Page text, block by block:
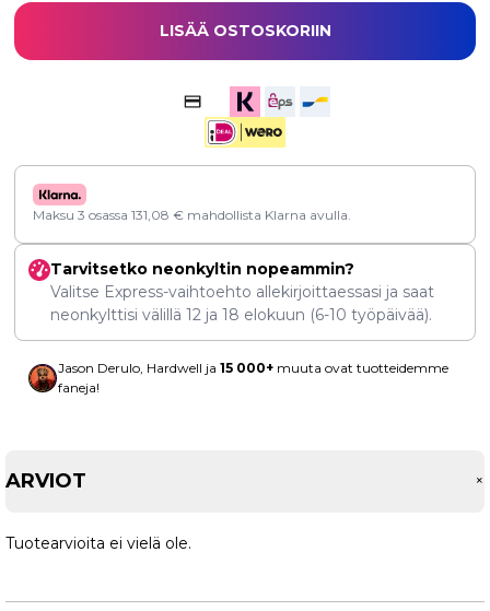
LISÄÄ OSTOSKORIIN
Maksu 3 osassa 131,08 € mahdollista Klarna avulla.
Tarvitsetko neonkyltin nopeammin?
Valitse Express-vaihtoehto allekirjoittaessasi ja saat
neonkylttisi välillä 12 ja 18 elokuun (6-10 työpäivää).
Jason Derulo, Hardwell ja 15 000+ muuta ovat tuotteidemme
faneja!
ARVIOT +
Tuotearvioita ei vielä ole.